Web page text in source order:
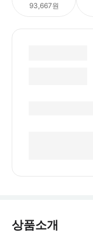
93,667원
상품소개